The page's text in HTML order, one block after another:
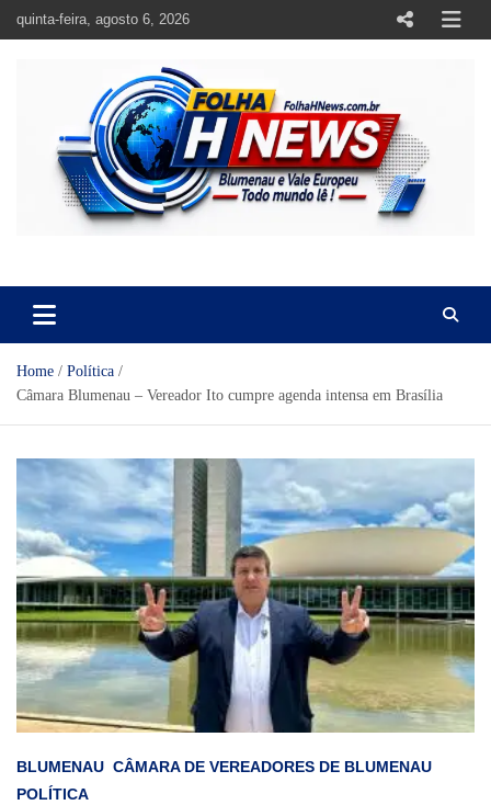
quinta-feira, agosto 6, 2026
Home
Política
Câmara Blumenau – Vereador Ito cumpre agenda intensa em Brasília
BLUMENAU CÂMARA DE VEREADORES DE BLUMENAU
POLÍTICA